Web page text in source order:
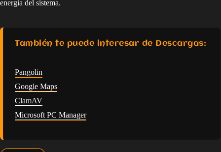
energía del sistema.
También te puede interesar de Descargas:
Pangolin
Google Maps
ClamAV
Microsoft PC Manager